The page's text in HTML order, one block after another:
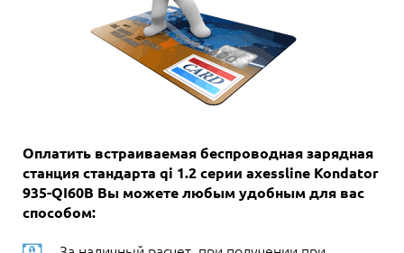
Оплатить встраиваемая беспроводная зарядная
станция стандарта qi 1.2 серии axessline Kondator
935-QI60B Вы можете любым удобным для вас
способом: